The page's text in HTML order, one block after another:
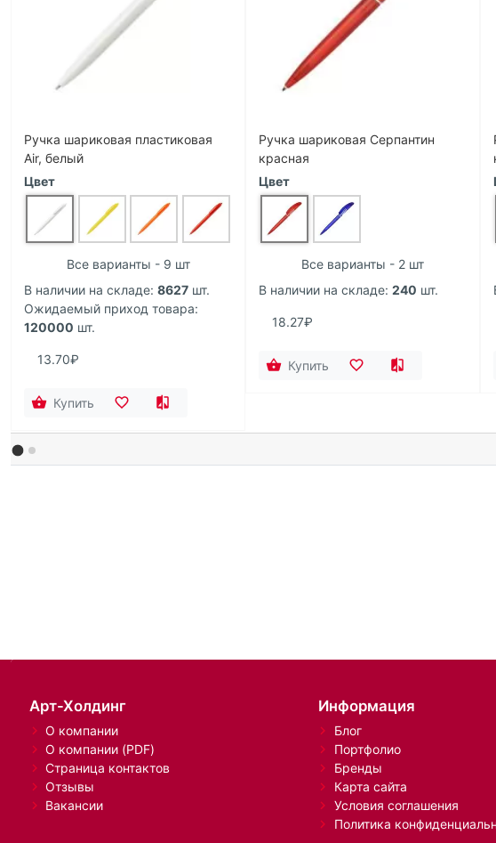
Ручка шариковая пластиковая
Air, белый
Цвет
Все варианты - 9 шт
В наличии на складе: 8627 шт.
Ожидаемый приход товара:
120000 шт.
13.70₽
Купить
Ручка шариковая Серпантин
красная
Цвет
Все варианты - 2 шт
В наличии на складе: 240 шт.
18.27₽
Купить
Арт-Холдинг
О компании
О компании (PDF)
Страница контактов
Отзывы
Вакансии
Информация
Блог
Портфолио
Бренды
Карта сайта
Условия соглашения
Политика